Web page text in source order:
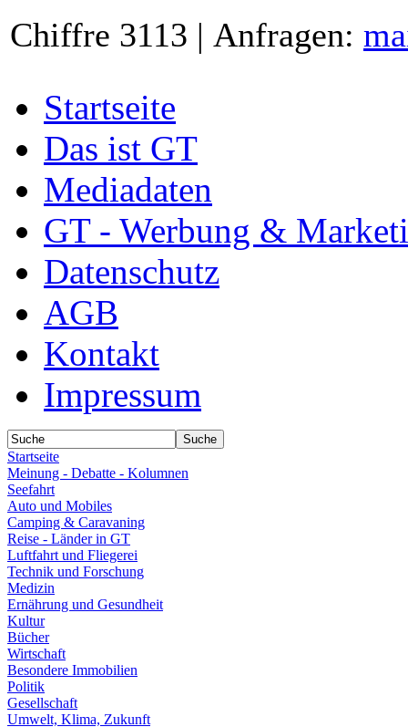
Chiffre 3113 | Anfragen:
Startseite
Das ist GT
Mediadaten
GT - Werbung &
Datenschutz
AGB
Kontakt
Impressum
Startseite
Meinung - Debatte - Kolumnen
Seefahrt
Auto und Mobiles
Camping & Caravaning
Reise - Länder in GT
Luftfahrt und Fliegerei
Technik und Forschung
Medizin
Ernährung und Gesundheit
Kultur
Bücher
Wirtschaft
Besondere Immobilien
Politik
Gesellschaft
Umwelt, Klima, Zukunft